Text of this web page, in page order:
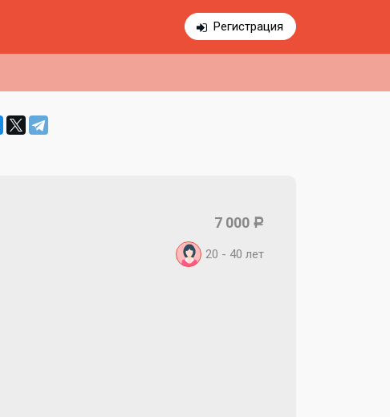
Регистрация
7 000 Р
20 - 40 лет